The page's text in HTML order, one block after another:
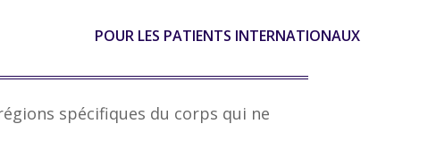
POUR LES PATIENTS INTERNATIONAUX
spécifiques du corps qui ne